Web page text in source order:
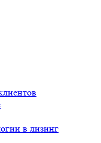
в лизинг